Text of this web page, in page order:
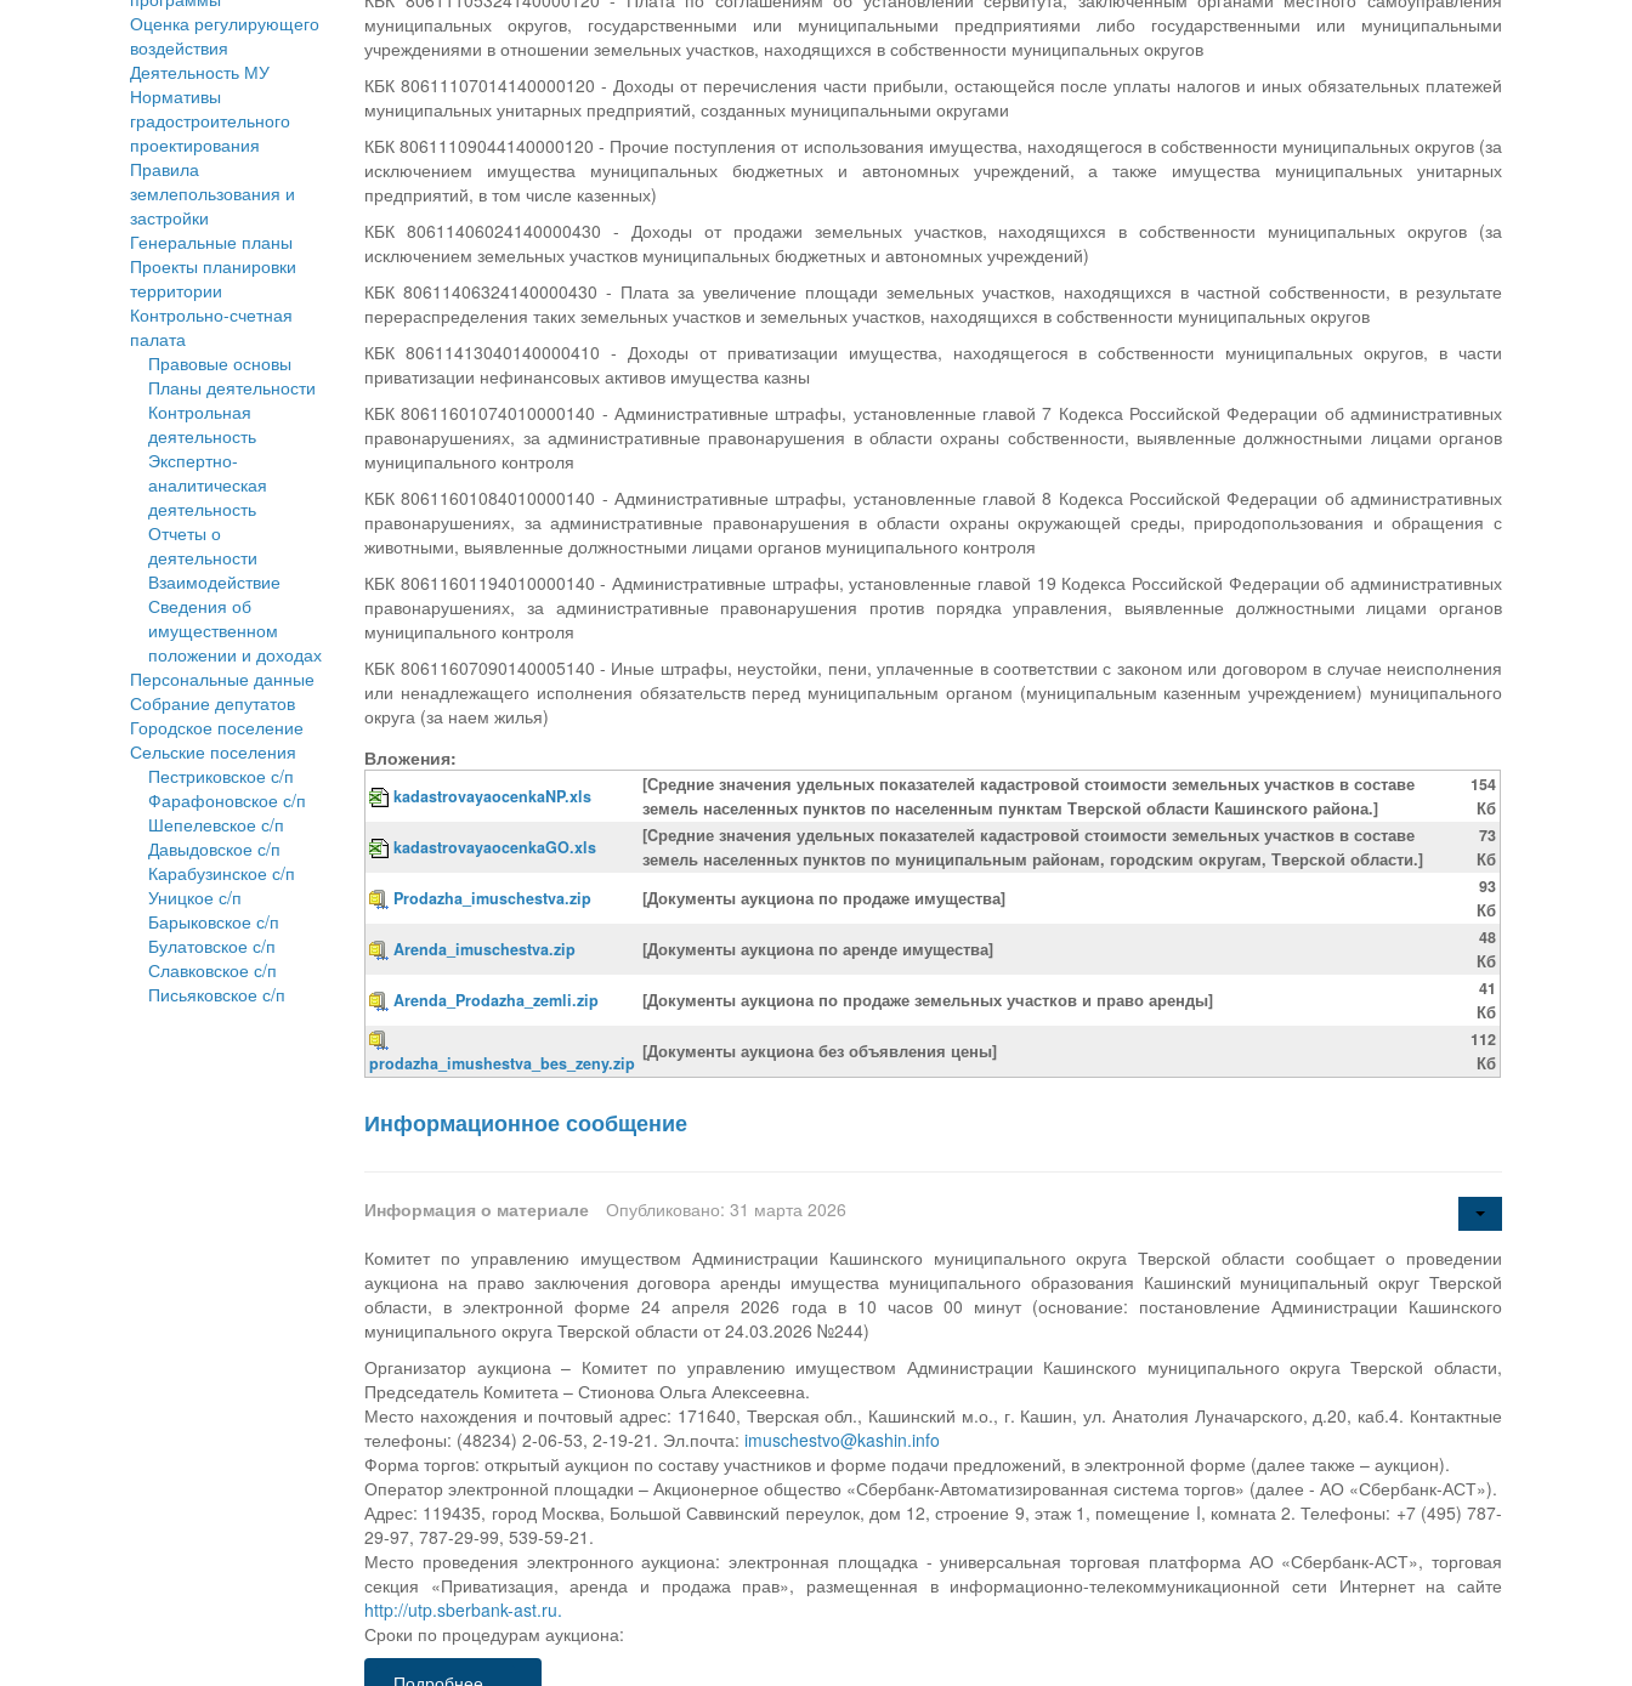
Оценка регулирующего
воздействия
Деятельность МУ
Нормативы
градостроительного
проектирования
Правила
землепользования и
застройки
Генеральные планы
Проекты планировки
территории
Контрольно-счетная
палата
Правовые основы
Планы деятельности
Контрольная
деятельность
Экспертно-
аналитическая
деятельность
Отчеты о
деятельности
Взаимодействие
Сведения об
имущественном
положении и доходах
Персональные данные
Собрание депутатов
Городское поселение
Сельские поселения
Пестриковское с/п
Фарафоновское с/п
Шепелевское с/п
Давыдовское с/п
Карабузинское с/п
Уницкое с/п
Барыковское с/п
Булатовское с/п
Славковское с/п
Письяковское с/п
муниципальных округов, государственными или муниципальными предприятиями либо государственными или муниципальными
учреждениями в отношении земельных участков, находящихся в собственности муниципальных округов
КБК 80611107014140000120 - Доходы от перечисления части прибыли, остающейся после уплаты налогов и иных обязательных платежей
муниципальных унитарных предприятий, созданных муниципальными округами
КБК 80611109044140000120 - Прочие поступления от использования имущества, находящегося в собственности муниципальных округов (за
исключением имущества муниципальных бюджетных и автономных учреждений, а также имущества муниципальных унитарных
предприятий, в том числе казенных)
КБК 80611406024140000430 - Доходы от продажи земельных участков, находящихся в собственности муниципальных округов (за
исключением земельных участков муниципальных бюджетных и автономных учреждений)
КБК 80611406324140000430 - Плата за увеличение площади земельных участков, находящихся в частной собственности, в результате
перераспределения таких земельных участков и земельных участков, находящихся в собственности муниципальных округов
КБК 80611413040140000410 - Доходы от приватизации имущества, находящегося в собственности муниципальных округов, в части
приватизации нефинансовых активов имущества казны
КБК 80611601074010000140 - Административные штрафы, установленные главой 7 Кодекса Российской Федерации об административных
правонарушениях, за административные правонарушения в области охраны собственности, выявленные должностными лицами органов
муниципального контроля
КБК 80611601084010000140 - Административные штрафы, установленные главой 8 Кодекса Российской Федерации об административных
правонарушениях, за административные правонарушения в области охраны окружающей среды, природопользования и обращения с
животными, выявленные должностными лицами органов муниципального контроля
КБК 80611601194010000140 - Административные штрафы, установленные главой 19 Кодекса Российской Федерации об административных
правонарушениях, за административные правонарушения против порядка управления, выявленные должностными лицами органов
муниципального контроля
КБК 80611607090140005140 - Иные штрафы, неустойки, пени, уплаченные в соответствии с законом или договором в случае неисполнения
или ненадлежащего исполнения обязательств перед муниципальным органом (муниципальным казенным учреждением) муниципального
округа (за наем жилья)
Вложения:
kadastrovayaocenkaNP.xls
[Средние значения удельных показателей кадастровой стоимости земельных участков в составе
земель населенных пунктов по населенным пунктам Тверской области Кашинского района.]
154
Кб
kadastrovayaocenkaGO.xls
[Cредние значения удельных показателей кадастровой стоимости земельных участков в составе
земель населенных пунктов по муниципальным районам, городским округам, Тверской области.]
73
Кб
Prodazha_imuschestva.zip
[Документы аукциона по продаже имущества]
93
Кб
Arenda_imuschestva.zip
[Документы аукциона по аренде имущества]
48
Кб
Arenda_Prodazha_zemli.zip
[Документы аукциона по продаже земельных участков и право аренды]
41
Кб
prodazha_imushestva_bes_zeny.zip
[Документы аукциона без объявления цены]
112
Кб
Информационное сообщение
Информация о материале
Опубликовано: 31 марта 2026
Комитет по управлению имуществом Администрации Кашинского муниципального округа Тверской области сообщает о проведении
аукциона на право заключения договора аренды имущества муниципального образования Кашинский муниципальный округ Тверской
области, в электронной форме 24 апреля 2026 года в 10 часов 00 минут (основание: постановление Администрации Кашинского
муниципального округа Тверской области от 24.03.2026 №244)
Организатор аукциона – Комитет по управлению имуществом Администрации Кашинского муниципального округа Тверской области,
Председатель Комитета – Стионова Ольга Алексеевна.
Место нахождения и почтовый адрес: 171640, Тверская обл., Кашинский м.о., г. Кашин, ул. Анатолия Луначарского, д.20, каб.4. Контактные
телефоны: (48234) 2-06-53, 2-19-21. Эл.почта:imuschestvo@kashin.info
Форма торгов: открытый аукцион по составу участников и форме подачи предложений, в электронной форме (далее также – аукцион).
Оператор электронной площадки – Акционерное общество «Сбербанк-Автоматизированная система торгов» (далее - АО «Сбербанк-АСТ»).
Адрес: 119435, город Москва, Большой Саввинский переулок, дом 12, строение 9, этаж 1, помещение I, комната 2. Телефоны: +7 (495) 787-
29-97, 787-29-99, 539-59-21.
Место проведения электронного аукциона: электронная площадка - универсальная торговая платформа АО «Сбербанк-АСТ», торговая
секция «Приватизация, аренда и продажа прав», размещенная в информационно-телекоммуникационной сети Интернет на сайте
http://utp.sberbank-ast.ru.
Сроки по процедурам аукциона: